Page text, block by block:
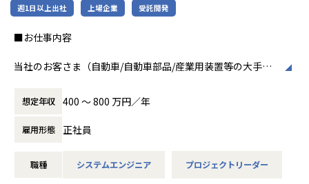
週1日以上出社 上場企業 受託開発
■お仕事内容
当社のお客さま（自動車/自動車部品/産業用装置等の大手メ
を用いた製品・装置等の機構・筐体設計、及び解析業務など
の開発業務に従事していただきます。
例えば、、、
・【医療機器】樹脂成形部品の設計開発業務
想定年収 400 〜 800 万円／年
雇用形態 正社員
職種 システムエンジニア プロジェクトリーダー